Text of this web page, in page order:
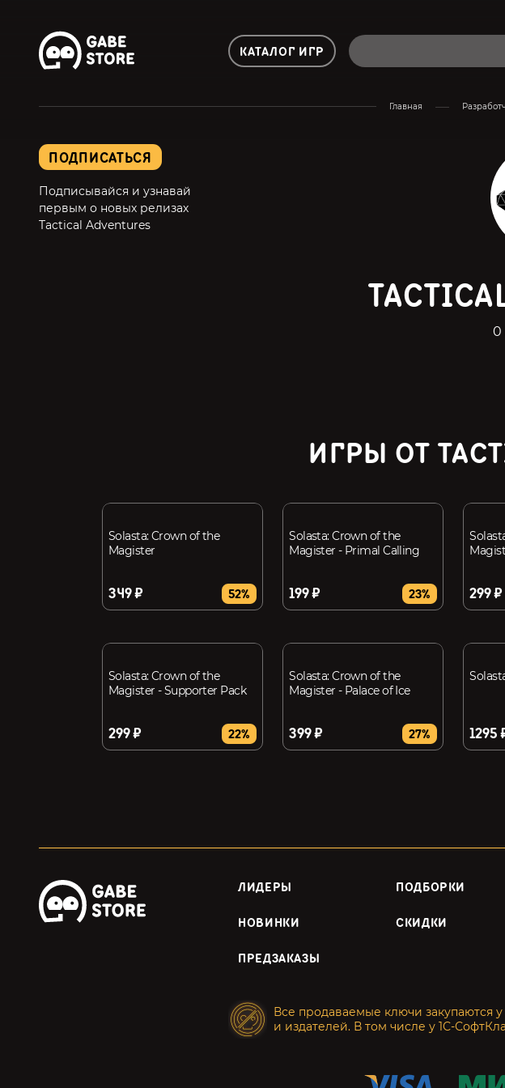
КАТАЛОГ ИГР
Главная
ПОДПИСАТЬСЯ
Подписывайся и узнавай
первым о новых релизах
Tactical Adventures
0
ИГРЫ ОТ
Solasta: Crown of the
Magister
349 ₽ 52%
Solasta: Crown of the
Magister - Primal Calling
199 ₽ 23% 299 ₽
Solasta: Crown of the
Magister - Supporter Pack
299 ₽ 22%
Solasta: Crown of the
Magister - Palace of Ice
399 ₽ 27% 1295
ЛИДЕРЫ ПОДБОРКИ
НОВИНКИ СКИДКИ
ПРЕДЗАКАЗЫ
Все продаваемые ключи закупаются
и издателей. В том числе у 1С-